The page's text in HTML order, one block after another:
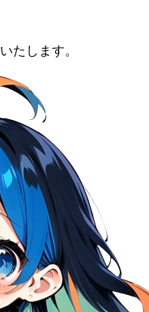
たします。